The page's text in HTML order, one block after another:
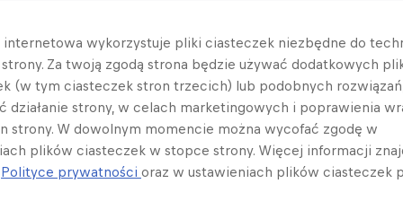
pierwszego Wings for Life World Run Podcast
trzydziestoparoletnia kobieta, przed którą
na całym świecie, Dominika Stelmach. W
między innymi o swoim pierwszym biegu
odgrywa sport, kto pomaga jej w realizowaniu
w różnych formułach oraz udzieliła kilku
internetowa wykorzystuje pliki ciasteczek niezbędne do
strony. Za twoją zgodą strona będzie używać dodatkowych
(w tym ciasteczek stron trzecich) lub podobnych
działanie strony, w celach marketingowych i poprawienia
strony. W dowolnym momencie można wycofać zgodę w
plików ciasteczek w stopce strony. Więcej informacji
Polityce prywatności oraz w ustawieniach plików ciasteczek